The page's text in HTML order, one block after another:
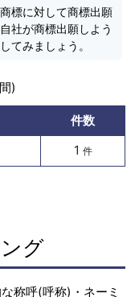
標に対して商標出願
社が商標出願しよう
てみましょう。
)
件数
1 件
グ
称呼(呼称)・ネーミ